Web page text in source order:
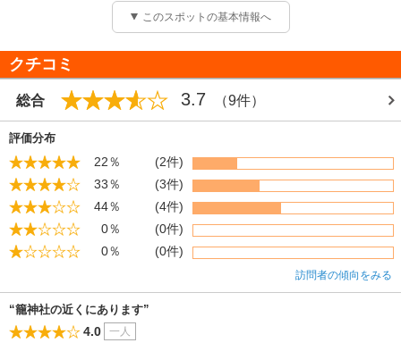
このスポットの基本情報へ
クチコミ
総合 3.7 （9件）
評価分布
22％
(2件)
33％
(3件)
44％
(4件)
0％
(0件)
0％
(0件)
訪問者の傾向をみる
“籠神社の近くにあります”
4.0 一人